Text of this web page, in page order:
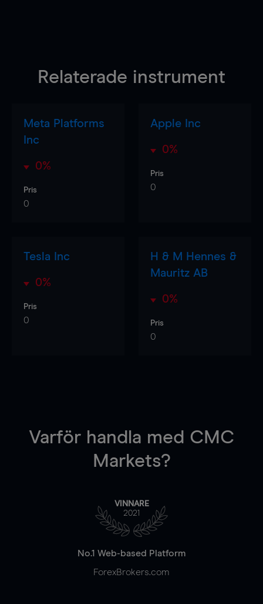
Relaterade instrument
Meta Platforms
Inc
0%
Pris
0
Apple Inc
0%
Pris
0
Tesla Inc
0%
Pris
0
H & M Hennes &
Mauritz AB
0%
Pris
0
Varför handla med CMC
Markets?
VINNARE
2021
No.1 Web-based Platform
ForexBrokers.com